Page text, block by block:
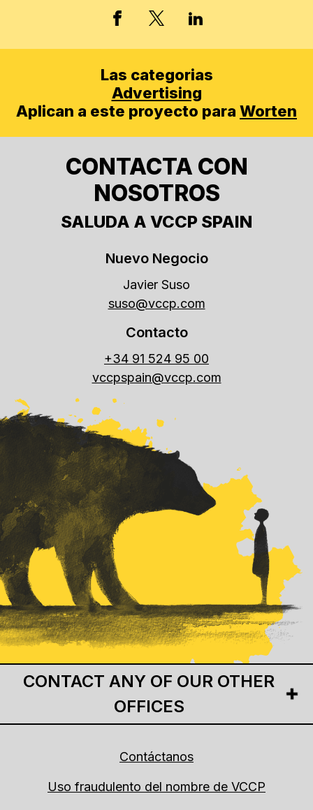
FACEBOOK
X, FORMERLY
LINKED IN
Las categorias
Advertising
Aplican a este proyecto para Worten
CONTACTA CON
NOSOTROS
SALUDA A VCCP SPAIN
Nuevo Negocio
Javier Suso
suso@vccp.com
Contacto
+34 91 524 95 00
vccpspain@vccp.com
CONTACT ANY OF OUR OTHER
OFFICES
Contáctanos
Uso fraudulento del nombre de VCCP